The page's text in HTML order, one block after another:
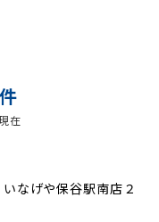
件
在
なげや保谷駅南店２